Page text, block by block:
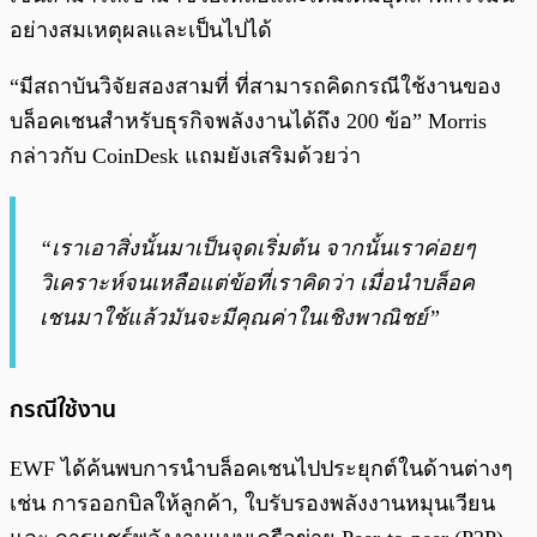
อย่างสมเหตุผลและเป็นไปได้
“มีสถาบันวิจัยสองสามที่ ที่สามารถคิดกรณีใช้งานของ
บล็อคเชนสำหรับธุรกิจพลังงานได้ถึง 200 ข้อ” Morris
กล่าวกับ CoinDesk แถมยังเสริมด้วยว่า
“เราเอาสิ่งนั้นมาเป็นจุดเริ่มต้น จากนั้นเราค่อยๆ
วิเคราะห์จนเหลือแต่ข้อที่เราคิดว่า เมื่อนำบล็อค
เชนมาใช้แล้วมันจะมีคุณค่าในเชิงพาณิชย์”
กรณีใช้งาน
EWF ได้ค้นพบการนำบล็อคเชนไปประยุกต์ในด้านต่างๆ
เช่น การออกบิลให้ลูกค้า, ใบรับรองพลังงานหมุนเวียน